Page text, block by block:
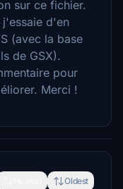
sur ce fichier.
d'en
(avec la base
de GSX).
pour
Merci !
Oldest